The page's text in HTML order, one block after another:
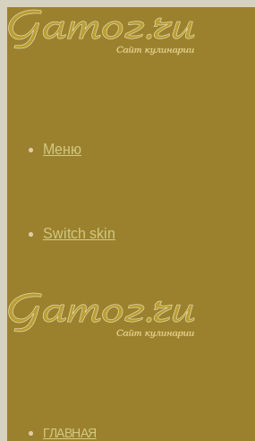
Меню
Switch skin
ГЛАВНАЯ